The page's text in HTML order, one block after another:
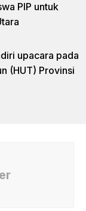
PIP untuk
upacara pada
(HUT) Provinsi